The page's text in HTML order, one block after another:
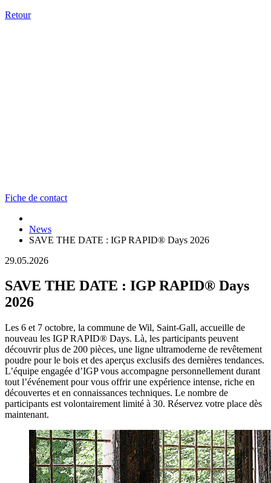
Retour
Fiche de contact
News
SAVE THE DATE : IGP RAPID® Days 2026
29.05.2026
SAVE THE DATE : IGP RAPID® Days
2026
Les 6 et 7 octobre, la commune de Wil, Saint-Gall, accueille de
nouveau les IGP RAPID® Days. Là, les participants peuvent
découvrir plus de 200 pièces, une ligne ultramoderne de revêtement
poudre pour le bois et des aperçus exclusifs des dernières tendances.
L’équipe engagée d’IGP vous accompagne personnellement durant
tout l’événement pour vous offrir une expérience intense, riche en
découvertes et en connaissances techniques. Le nombre de
participants est volontairement limité à 30. Réservez votre place dès
maintenant.